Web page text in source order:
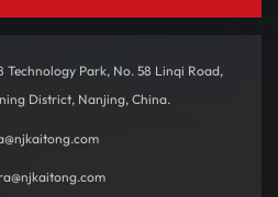
interior está
con materiales de alta
calidad, creando un
confortable y
Technology Park, No. 58 Linqi Road,
District, Nanjing, China.